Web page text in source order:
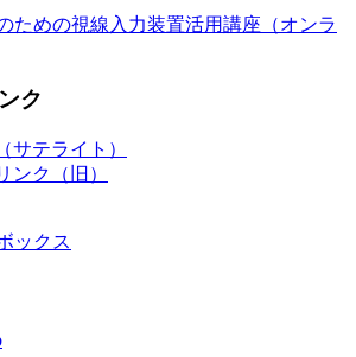
ための視線入力装置活用講座（オンラ
ク
サテライト）
ンク（旧）
ックス